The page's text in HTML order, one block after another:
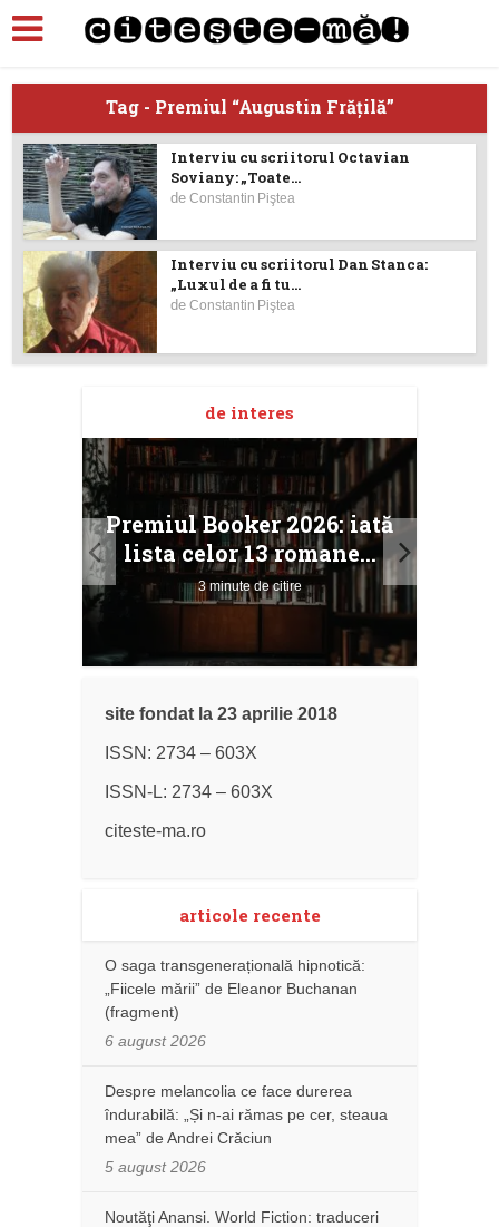
Tag - Premiul “Augustin Frăţilă”
Interviu cu scriitorul Octavian
Soviany: „Toate...
deConstantin Piştea
Interviu cu scriitorul Dan Stanca:
„Luxul de a fi tu...
deConstantin Piştea
de interes
Premiul Booker 2026: iată
lista celor 13 romane...
3 minute de citire
site fondat la 23 aprilie 2018
ISSN: 2734 – 603X
ISSN-L: 2734 – 603X
citeste-ma.ro
articole recente
O saga transgenerațională hipnotică:
„Fiicele mării” de Eleanor Buchanan
(fragment)
6 august 2026
Despre melancolia ce face durerea
îndurabilă: „Și n-ai rămas pe cer, steaua
mea” de Andrei Crăciun
5 august 2026
Noutăţi Anansi. World Fiction: traduceri